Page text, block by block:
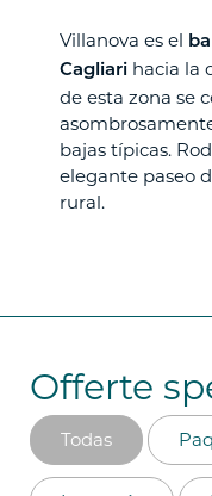
Villanova es el
Cagliari hacia la
de esta zona se
bajas típicas.
elegante paseo
rural.
Offerte
Todas